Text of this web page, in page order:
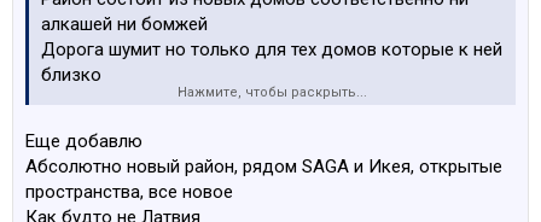
алкашей ни бомжей
Дорога шумит но только для тех домов которые к ней
близко
За детсад пособие 400 еур а не 200-300 как в риге
Все соседи адекватные, в основном 30+
есть 2 типа домов с лифтом и без
Нажмите, чтобы раскрыть...
Еще добавлю
Абсолютно новый район, рядом SAGA и Икея, открытые
пространства, все новое
Как будто не Латвия